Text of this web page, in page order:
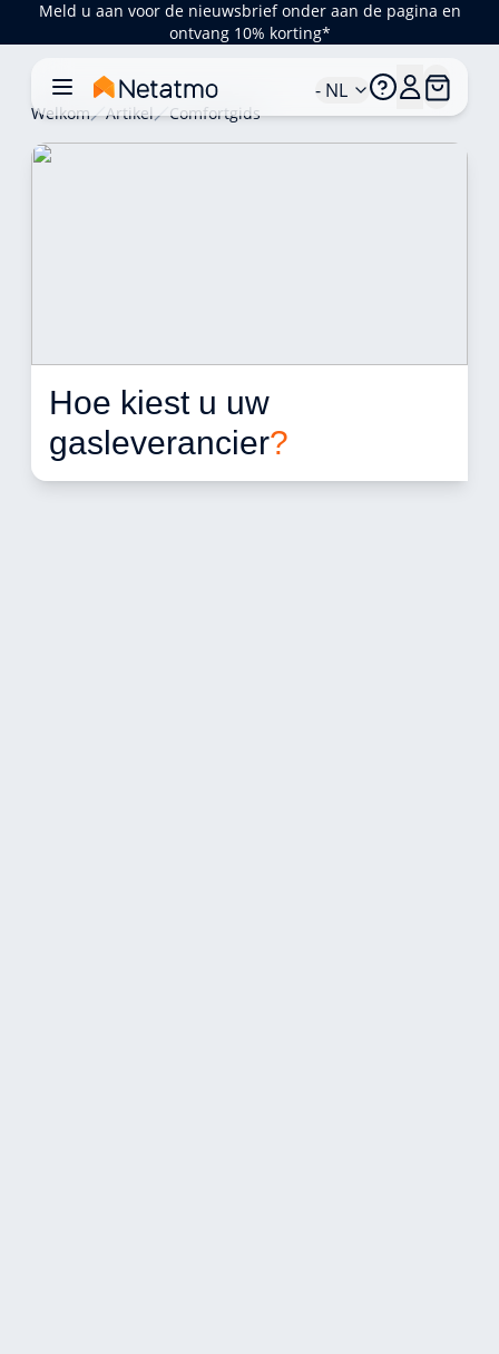
Meld u aan voor de nieuwsbrief onder aan de pagina en
ontvang 10% korting*
- NL
Welkom Artikel Comfortgids
Hoe kiest u uw
gasleverancier?